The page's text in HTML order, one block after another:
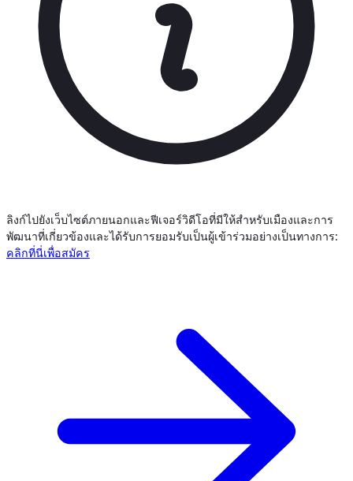
ลิงก์ไปยังเว็บไซต์ภายนอกและฟีเจอร์วิดีโอที่มีให้สำหรับเมืองและการ
พัฒนาที่เกี่ยวข้องและได้รับการยอมรับเป็นผู้เข้าร่วมอย่างเป็นทางการ:
คลิกที่นี่เพื่อสมัคร